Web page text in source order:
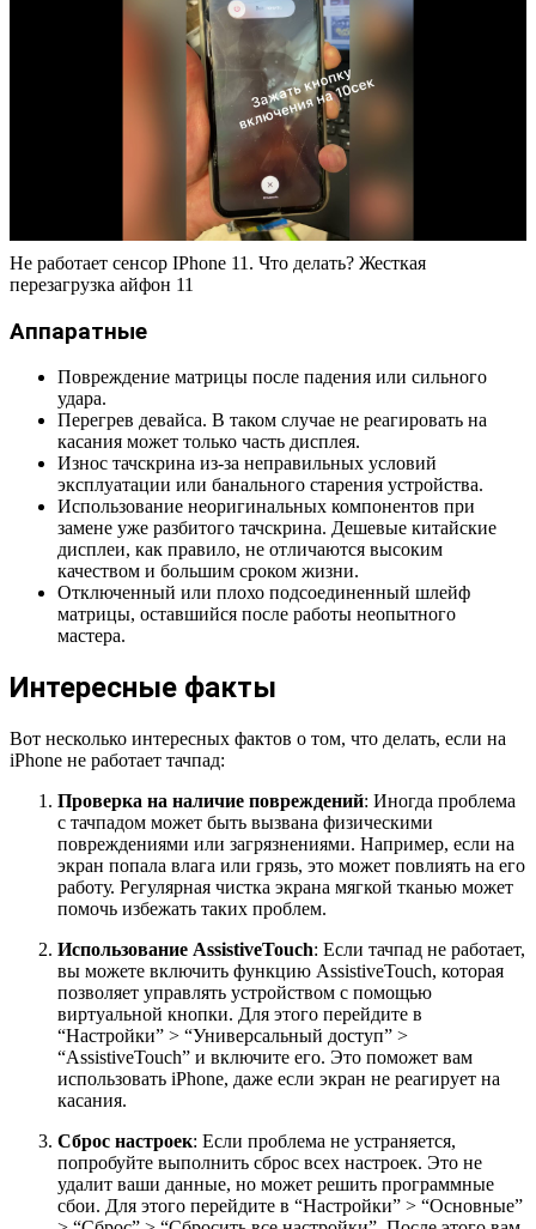
Не работает сенсор IPhone 11. Что делать? Жесткая
перезагрузка айфон 11
Аппаратные
Повреждение матрицы после падения или сильного
удара.
Перегрев девайса. В таком случае не реагировать на
касания может только часть дисплея.
Износ тачскрина из-за неправильных условий
эксплуатации или банального старения устройства.
Использование неоригинальных компонентов при
замене уже разбитого тачскрина. Дешевые китайские
дисплеи, как правило, не отличаются высоким
качеством и большим сроком жизни.
Отключенный или плохо подсоединенный шлейф
матрицы, оставшийся после работы неопытного
мастера.
Интересные факты
Вот несколько интересных фактов о том, что делать, если на
iPhone не работает тачпад:
Проверка на наличие повреждений: Иногда проблема
с тачпадом может быть вызвана физическими
повреждениями или загрязнениями. Например, если на
экран попала влага или грязь, это может повлиять на его
работу. Регулярная чистка экрана мягкой тканью может
помочь избежать таких проблем.
Использование AssistiveTouch: Если тачпад не работает,
вы можете включить функцию AssistiveTouch, которая
позволяет управлять устройством с помощью
виртуальной кнопки. Для этого перейдите в
“Настройки” > “Универсальный доступ” >
“AssistiveTouch” и включите его. Это поможет вам
использовать iPhone, даже если экран не реагирует на
касания.
Сброс настроек: Если проблема не устраняется,
попробуйте выполнить сброс всех настроек. Это не
удалит ваши данные, но может решить программные
сбои. Для этого перейдите в “Настройки” > “Основные”